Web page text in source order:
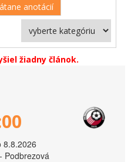
anotácií
žiadny článok.
8.8.2026
Podbrezová